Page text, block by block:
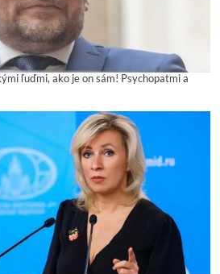
ľuďmi, ako je on sám! Psychopatmi a